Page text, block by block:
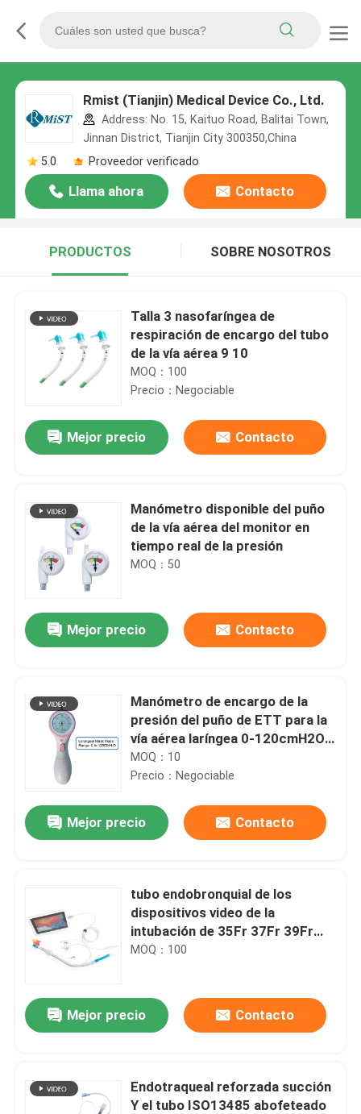
Rmist (Tianjin) Medical Device Co., Ltd.
Address: No. 15, Kaituo Road, Balitai Town,
Jinnan District, Tianjin City 300350,China
5.0
Proveedor verificado
Llama ahora Contacto
PRODUCTOS SOBRE NOSOTROS
Talla 3 nasofaríngea de
respiración de encargo del tubo
de la vía aérea 9 10
MOQ：100
Precio：Negociable
Mejor precio Contacto
Manómetro disponible del puño
de la vía aérea del monitor en
tiempo real de la presión
MOQ：50
Mejor precio Contacto
Manómetro de encargo de la
presión del puño de ETT para la
vía aérea laríngea 0-120cmH2O
de la máscara
MOQ：10
Precio：Negociable
Mejor precio Contacto
tubo endobronquial de los
dispositivos video de la
intubación de 35Fr 37Fr 39Fr
41Fr con la cámara
MOQ：100
Mejor precio Contacto
Endotraqueal reforzada succión
Y el tubo ISO13485 abofeteado